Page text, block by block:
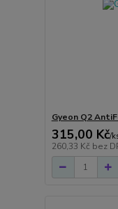
Gyeon Q2
315,00 Kč/
260,33 Kč bez